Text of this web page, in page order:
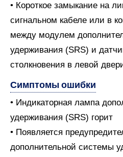
• Короткое замыкание на
сигнальном кабеле или в
между модулем
удерживания (SRS) и
столкновения в левой
Симптомы ошибки
• Индикаторная лампа
удерживания (SRS) горит
• Появляется
дополнительной системы